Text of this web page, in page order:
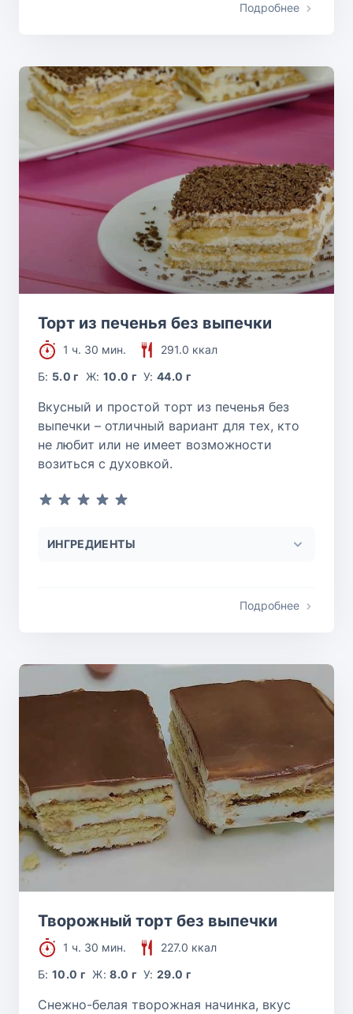
Подробнее
Торт из печенья без выпечки
1 ч. 30 мин.
291.0 ккал
Б: 5.0 г Ж: 10.0 г У:44.0 г
Вкусный и простой торт из печенья без
выпечки – отличный вариант для тех, кто
не любит или не имеет возможности
возиться с духовкой.
ИНГРЕДИЕНТЫ
Подробнее
Творожный торт без выпечки
1 ч. 30 мин.
227.0 ккал
Б:10.0 г Ж:8.0 г У:29.0 г
Снежно-белая творожная начинка, вкус